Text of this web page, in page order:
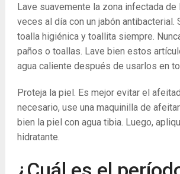
Lave suavemente la zona infectada de
veces al día con un jabón antibacterial.
toalla higiénica y toallita siempre.
paños o toallas. Lave bien estos
agua caliente después de usarlos en
Proteja la piel. Es mejor evitar el
necesario, use una maquinilla de
bien la piel con agua tibia. Luego,
hidratante.